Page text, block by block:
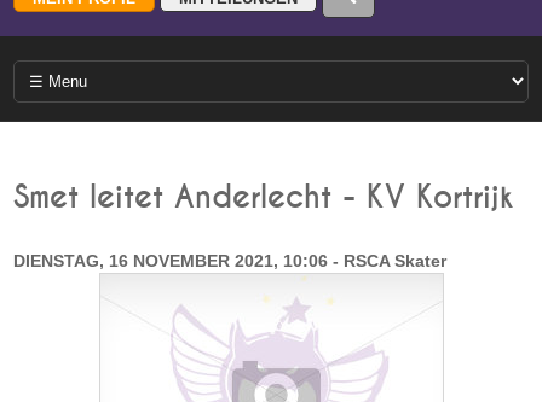
Smet leitet Anderlecht - KV Kortrijk
DIENSTAG, 16 NOVEMBER 2021, 10:06 - RSCA Skater